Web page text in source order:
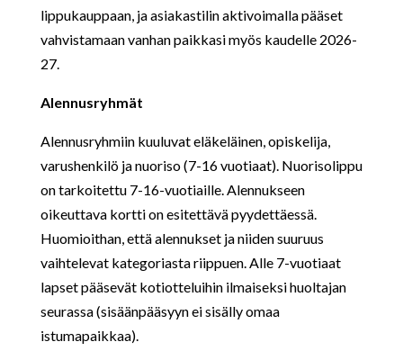
lippukauppaan, ja asiakastilin aktivoimalla pääset
vahvistamaan vanhan paikkasi myös kaudelle 2026-
27.
Alennusryhmät
Alennusryhmiin kuuluvat eläkeläinen, opiskelija,
varushenkilö ja nuoriso (7-16 vuotiaat). Nuorisolippu
on tarkoitettu 7-16-vuotiaille. Alennukseen
oikeuttava kortti on esitettävä pyydettäessä.
Huomioithan, että alennukset ja niiden suuruus
vaihtelevat kategoriasta riippuen. Alle 7-vuotiaat
lapset pääsevät kotiotteluihin ilmaiseksi huoltajan
seurassa (sisäänpääsyyn ei sisälly omaa
istumapaikkaa).